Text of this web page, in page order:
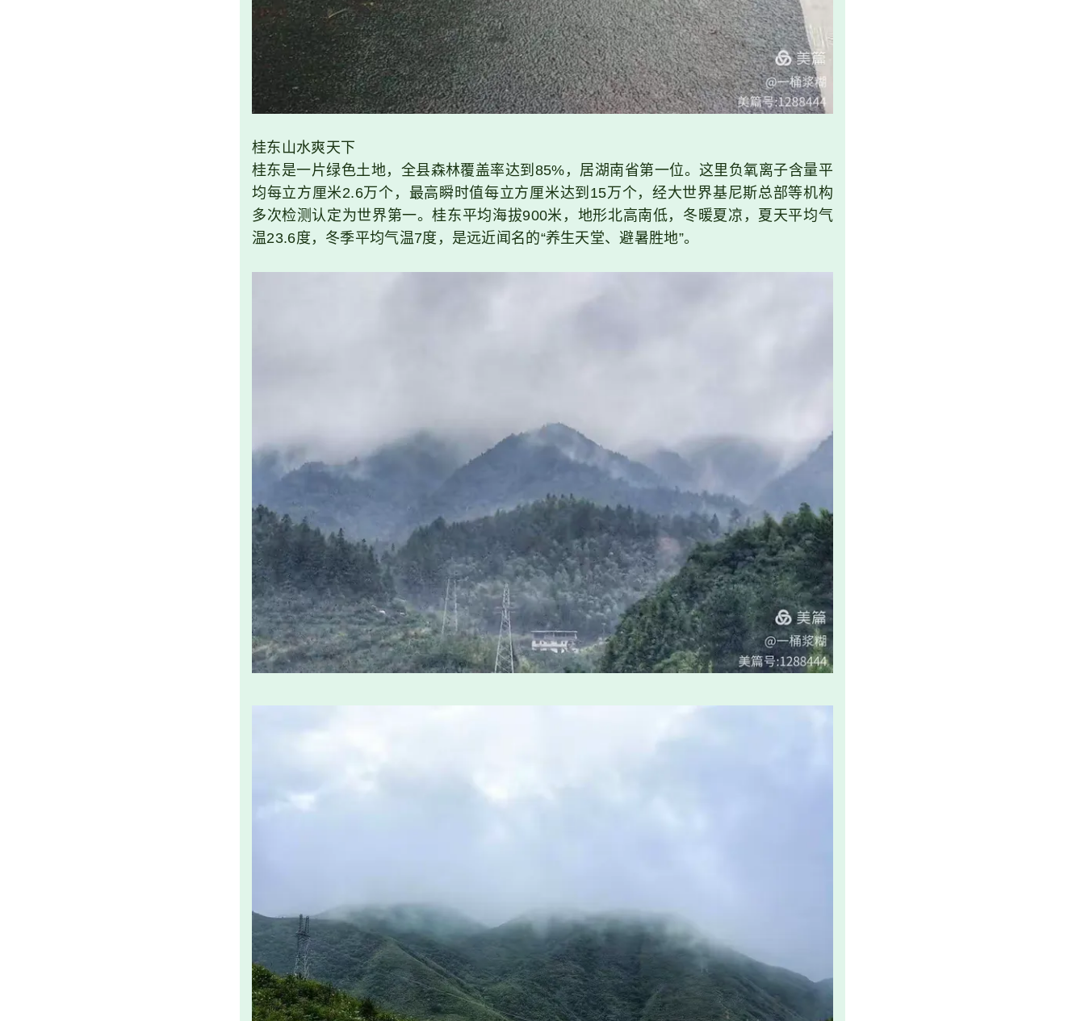
桂东山水爽天下
桂东是一片绿色土地，全县森林覆盖率达到85%，居湖南省第一位。这里负氧离子含量平
均每立方厘米2.6万个，最高瞬时值每立方厘米达到15万个，经大世界基尼斯总部等机构
多次检测认定为世界第一。桂东平均海拔900米，地形北高南低，冬暖夏凉，夏天平均气
温23.6度，冬季平均气温7度，是远近闻名的“养生天堂、避暑胜地”。